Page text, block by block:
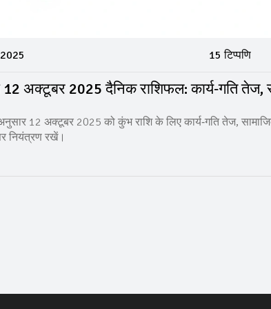
15 टिप्पणि
12 अक्टूबर 2025 दैनिक राशिफल: कार्य‑गति तेज,
12 अक्टूबर 2025 को कुंभ राशि के लिए कार्य‑गति तेज,
नियंत्रण रखें।